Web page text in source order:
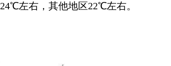
左右，其他地区22℃左右。